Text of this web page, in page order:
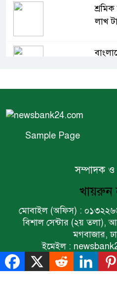
লাখ
ফরচুন
Sample Page
সম্পাদক ও
খায়রুন
মোবাইল (অফিস) :
বিশাল সেন্টার (২য় তলা),
মগবাজার,
ইমেইল :